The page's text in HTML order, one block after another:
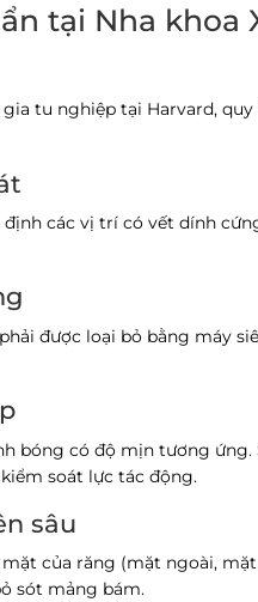
tại Nha khoa
gia tu nghiệp tại Harvard,
các vị trí có vết dính
được loại bỏ bằng máy
bóng có độ mịn tương ứng.
soát lực tác động.
sâu
của răng (mặt ngoài,
sót mảng bám.